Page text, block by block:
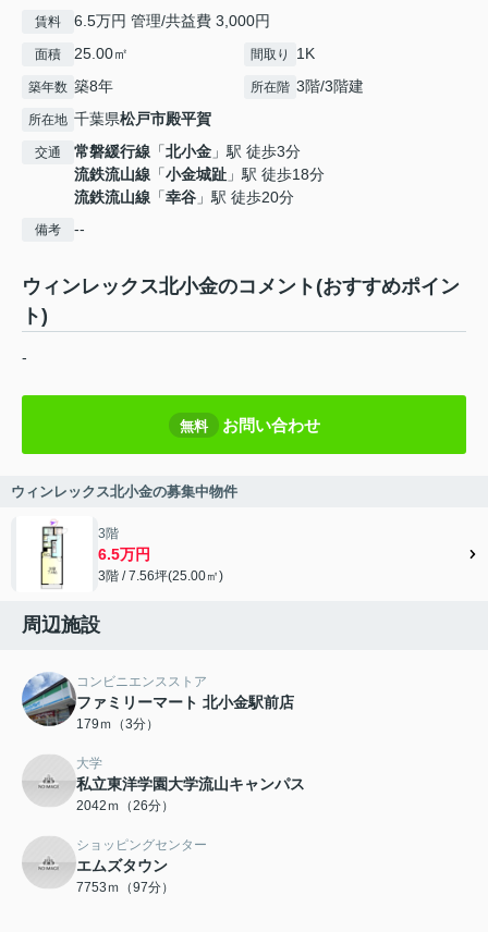
賃料 6.5万円 管理/共益費 3,000円
面積 25.00㎡ 間取り 1K
築年数 築8年 所在階 3階/3階建
所在地 千葉県松戸市殿平賀
交通 常磐緩行線 「北小金 」駅 徒歩3分
流鉄流山線 「小金城趾 」駅 徒歩18分
流鉄流山線 「幸谷 」駅 徒歩20分
備考 --
ウィンレックス北小金のコメント(おすすめポイン
ト)
-
無料 お問い合わせ
ウィンレックス北小金の募集中物件
3階
6.5万円
3階 / 7.56坪(25.00㎡)
周辺施設
コンビニエンスストア
ファミリーマート 北小金駅前店
179ｍ（3分）
大学
私立東洋学園大学流山キャンパス
2042ｍ（26分）
ショッピングセンター
エムズタウン
7753ｍ（97分）